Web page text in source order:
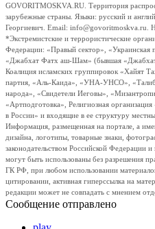
GOVORITMOSKVA.RU. Территория
зарубежные страны. Языки: русский и
Георгиевич. Email: info@govoritmoskva.ru.
*Экстремистские и террористические
Федерации: «Правый сектор»,
«Джабхат Фатх аш-Шам» (бывшая
Коалиция исламских группировок «Хайят
партия, «Аль-Каида», «УНА-УНСО»,
народа», «Свидетели Иеговы»,
«Артподготовка», Религиозная
в России» и входящие в ее структуру
Информация, размещенная на портале, а
дизайна, логотипы, товарные знаки,
законодательством Российской
могут быть использованы без разрешения
ГК РФ, при любом использовании
цитировании, активная гиперссылка на
редакции может не совпадать с мнением
Сообщение отправлено